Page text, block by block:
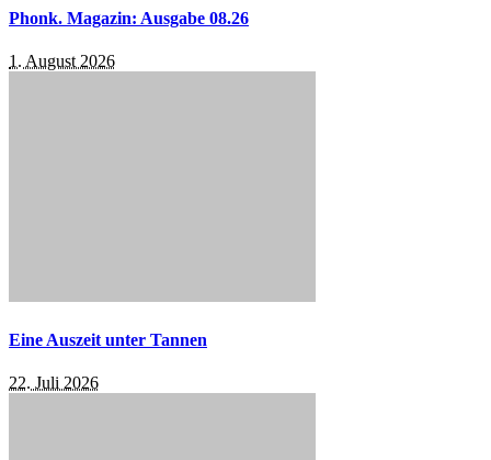
Phonk. Magazin: Ausgabe 08.26
1. August 2026
Eine Auszeit unter Tannen
22. Juli 2026